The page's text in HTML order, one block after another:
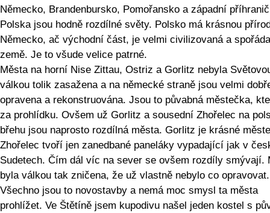
Německo, Brandenbursko, Pomořansko a západní
Polska jsou hodně rozdílné světy. Polsko má krásnou
Německo, ač východní část, je velmi civilizovaná a
země. Je to všude velice patrné.
Města na horní Nise Zittau, Ostriz a Gorlitz nebyla
válkou tolik zasažena a na německé straně jsou velmi
opravena a rekonstruována. Jsou to půvabná městečka,
za prohlídku. Ovšem už Gorlitz a sousední Zhořelec na
břehu jsou naprosto rozdílná města. Gorlitz je krásné
Zhořelec tvoří jen zanedbané paneláky vypadající jak v
Sudetech. Čím dál víc na sever se ovšem rozdíly smývají.
byla válkou tak zničena, že už vlastně nebylo co opravovat.
Všechno jsou to novostavby a nemá moc smysl ta města
prohlížet. Ve Štětíně jsem kupodivu našel jeden kostel s